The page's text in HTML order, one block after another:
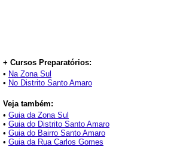
+ Cursos Preparatórios:
• Na Zona Sul
• No Distrito Santo Amaro
Veja também:
• Guia da Zona Sul
• Guia do Distrito Santo Amaro
• Guia do Bairro Santo Amaro
• Guia da Rua Carlos Gomes